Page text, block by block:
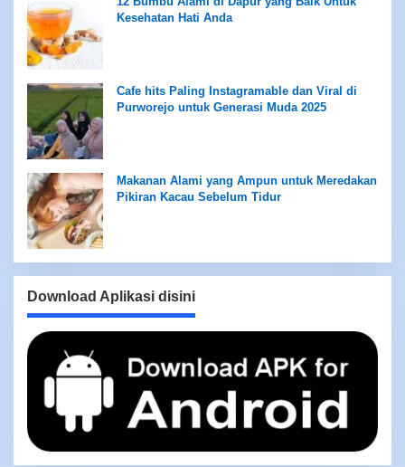
Kesehatan Hati Anda
Cafe hits Paling Instagramable dan Viral di
Purworejo untuk Generasi Muda 2025
Makanan Alami yang Ampun untuk Meredakan
Pikiran Kacau Sebelum Tidur
Download Aplikasi disini